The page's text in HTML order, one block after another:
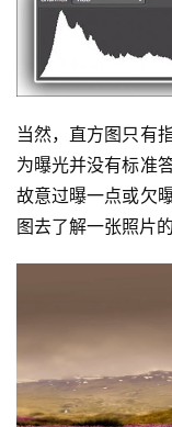
当然，直方图只有
为曝光并没有标准
故意过曝一点或欠
图去了解一张照片